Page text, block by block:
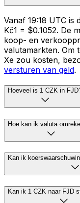
Vanaf 19:18 UTC is
Kč1 = $0.1052. De
koop- en
valutamarkten. Om
Xe zou kosten,
versturen van geld.
Hoeveel is 1 CZK in
Hoe kan ik valuta
Kan ik
Kan ik 1 CZK naar FJD